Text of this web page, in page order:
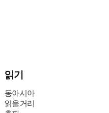
읽기
동아시아
읽을거리